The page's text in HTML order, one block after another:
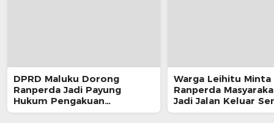
DPRD Maluku Dorong
Ranperda Jadi Payung
Hukum Pengakuan
Masyarakat Adat
Warga Leihitu Minta
Ranperda
Jadi Jalan Keluar
Enam Dusun